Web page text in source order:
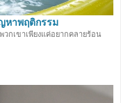
หาพฤติกรรม
วกเขาเพียงแค่อยากคลายร้อน